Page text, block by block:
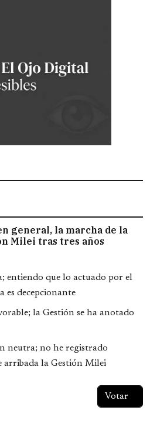
general, la marcha de la
Milei tras tres años
entiendo que lo actuado por el
es decepcionante
la Gestión se ha anotado
neutra; no he registrado
arribada la Gestión Milei